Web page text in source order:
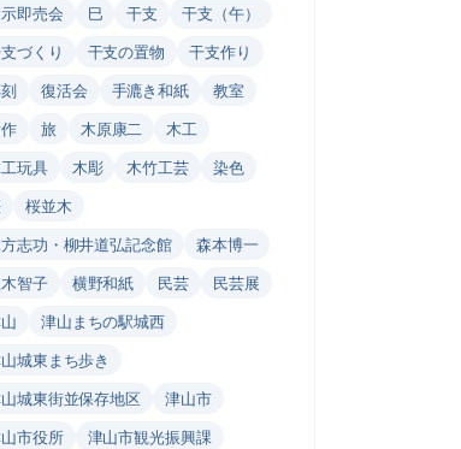
即売会
巳 干支
干支（午）
づくり
干支の置物
干支作り
復活会 手漉き和紙
教室
旅 木原康二
木工
玩具
木彫 木竹工芸
染色
桜並木
志功・柳井道弘記念館
森本博一
智子
横野和紙 民芸
民芸展
津山まちの駅城西
城東まち歩き
城東街並保存地区
津山市
市役所
津山市観光振興課